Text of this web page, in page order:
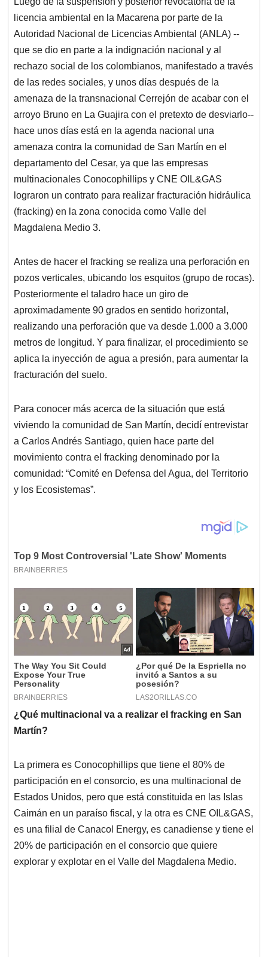
s
A
p
p
b
o
o
k
e
d
I
n
l
a
d
s
licencia ambiental en la Macarena por parte de la
Autoridad Nacional de Licencias Ambiental (ANLA) --
que se dio en parte a la indignación nacional y al
rechazo social de los colombianos, manifestado a través
de las redes sociales, y unos días después de la
amenaza de la transnacional Cerrejón de acabar con el
arroyo Bruno en La Guajira con el pretexto de desviarlo--
hace unos días está en la agenda nacional una
amenaza contra la comunidad de San Martín en el
departamento del Cesar, ya que las empresas
multinacionales Conocophillips y CNE OIL&GAS
lograron un contrato para realizar fracturación hidráulica
(fracking) en la zona conocida como Valle del
Magdalena Medio 3.
Antes de hacer el fracking se realiza una perforación en
pozos verticales, ubicando los esquitos (grupo de rocas).
Posteriormente el taladro hace un giro de
aproximadamente 90 grados en sentido horizontal,
realizando una perforación que va desde 1.000 a 3.000
metros de longitud. Y para finalizar, el procedimiento se
aplica la inyección de agua a presión, para aumentar la
fracturación del suelo.
Para conocer más acerca de la situación que está
viviendo la comunidad de San Martín, decidí entrevistar
a Carlos Andrés Santiago, quien hace parte del
movimiento contra el fracking denominado por la
comunidad: “Comité en Defensa del Agua, del Territorio
y los Ecosistemas”.
¿Qué multinacional va a realizar el fracking en San
Martín?
La primera es Conocophillips que tiene el 80% de
participación en el consorcio, es una multinacional de
Estados Unidos, pero que está constituida en las Islas
Caimán en un paraíso fiscal, y la otra es CNE OIL&GAS,
es una filial de Canacol Energy, es canadiense y tiene el
20% de participación en el consorcio que quiere
explorar y explotar en el Valle del Magdalena Medio.